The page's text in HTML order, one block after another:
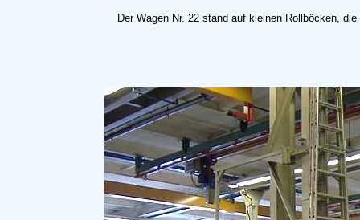
Der Wagen Nr. 22 stand auf kleinen Rollböcken,